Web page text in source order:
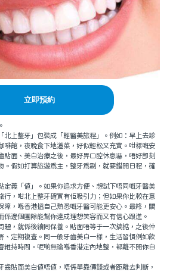
立即預約
上整牙」包裝成「輕醫美旅程」。例如：早上去診
啡館，夜晚食下地道菜，好似輕松又充實。咁樣嘅安
貼面、美白治療之後，最好畀口腔休息嚇，唔好即刻
。假如打算旅遊爲主，整牙爲副，就要錯開日程，確
義「值」。如果你追求方便、想試下唔同嘅牙醫美
行，咁北上整牙確實有佢吸引力；但如果你比較在意
障，喺香港搵自己熟悉嘅牙醫可能更安心。最終，關
係邊個團隊能幫你達成理想笑容而又有信心跟進。
，就係後續同保養。貼面唔等于一次搞掂，之後仲
、定期複查。同一般牙齒美白一樣，生活習慣例如飲
維持時間。呢啲無論喺香港定內地整，都離不開你自
貼面美白值唔值，唔係單靠價錢或者距離去判斷，